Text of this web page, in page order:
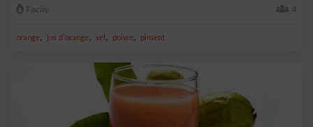
Facile 4
orange, jus d'orange, sel , poivre, piment